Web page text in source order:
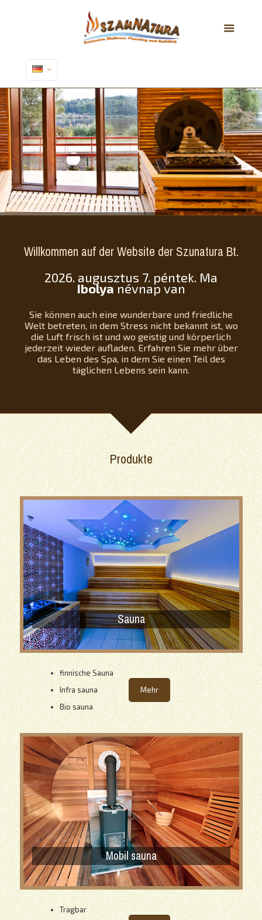
Willkommen auf der Website der Szunatura Bt.
2026. augusztus 7. péntek. Ma
Ibolya névnap van
Sie können auch eine wunderbare und friedliche
Welt betreten, in dem Stress nicht bekannt ist, wo
die Luft frisch ist und wo geistig und körperlich
jederzeit wieder aufladen. Erfahren Sie mehr über
das Leben des Spa, in dem Sie einen Teil des
täglichen Lebens sein kann.
Produkte
Sauna
finnische Sauna
Infra sauna
Bio sauna
Mehr
Mobil sauna
Tragbar